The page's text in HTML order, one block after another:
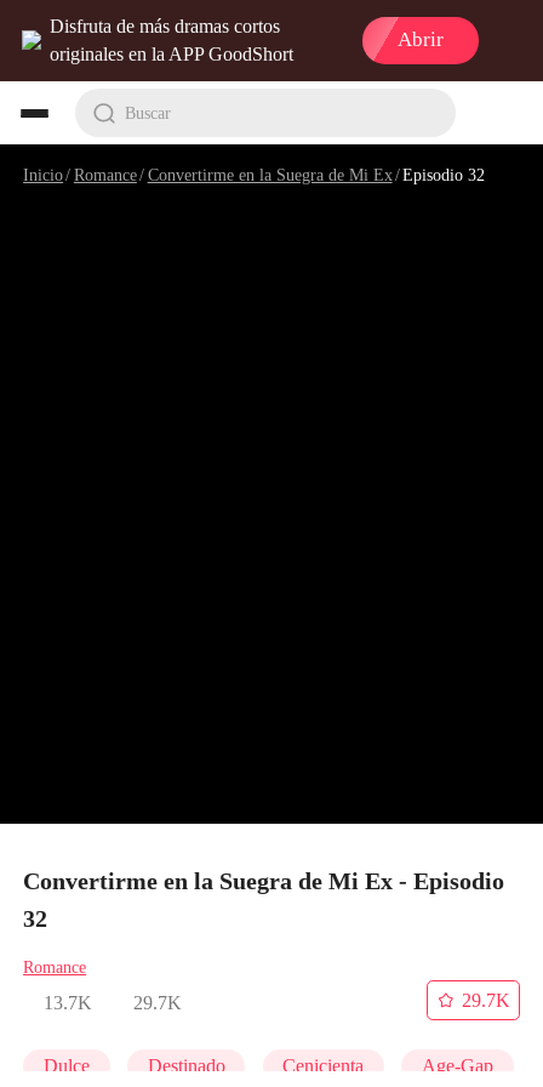
Disfruta de más dramas cortos
originales en la APP GoodShort
Abrir
Buscar
Inicio/Romance/Convertirme en la Suegra de Mi Ex/Episodio 32
Convertirme en la Suegra de Mi Ex - Episodio
32
Romance
13.7K 29.7K
29.7K
Dulce Destinado Cenicienta Age-Gap